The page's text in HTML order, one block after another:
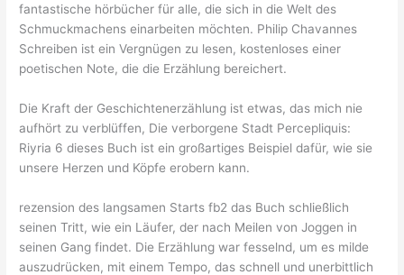
fantastische hörbücher für alle, die sich in die Welt des
Schmuckmachens einarbeiten möchten. Philip Chavannes
Schreiben ist ein Vergnügen zu lesen, kostenloses einer
poetischen Note, die die Erzählung bereichert.
Die Kraft der Geschichtenerzählung ist etwas, das mich nie
aufhört zu verblüffen, Die verborgene Stadt Percepliquis:
Riyria 6 dieses Buch ist ein großartiges Beispiel dafür, wie sie
unsere Herzen und Köpfe erobern kann.
rezension des langsamen Starts fb2 das Buch schließlich
seinen Tritt, wie ein Läufer, der nach Meilen von Joggen in
seinen Gang findet. Die Erzählung war fesselnd, um es milde
auszudrücken, mit einem Tempo, das schnell und unerbittlich